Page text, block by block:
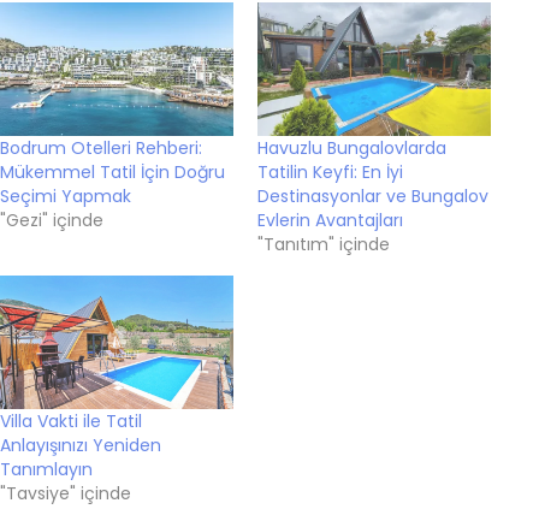
Bodrum Otelleri Rehberi:
Mükemmel Tatil İçin Doğru
Seçimi Yapmak
"Gezi" içinde
Havuzlu Bungalovlarda
Tatilin Keyfi: En İyi
Destinasyonlar ve Bungalov
Evlerin Avantajları
"Tanıtım" içinde
Villa Vakti ile Tatil
Anlayışınızı Yeniden
Tanımlayın
"Tavsiye" içinde